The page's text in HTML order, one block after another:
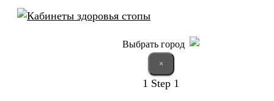
Выбрать город
×
1 Step 1